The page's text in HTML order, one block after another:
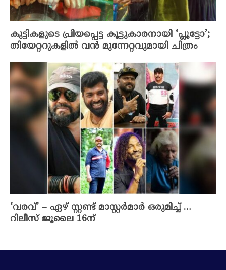
കുട്ടികളുടെ പ്രിയപ്പെട്ട കൂട്ടുകാരനായി ‘പ്ലൂട്ടോ’;
തിയേറ്ററുകളിൽ വൻ മുന്നേറ്റവുമായി ചിത്രം
‘വരവ്’ – ഏഴ് സ്റ്റണ്ട് മാസ്റ്റർമാർ ഒരുമിച്ച് …
റിലീസ് ജൂലൈ 16ന്